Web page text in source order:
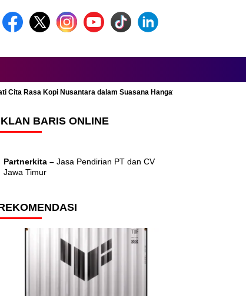
Cita Rasa Kopi Nusantara dalam Suasana Hangat dan Nyaman
BARIS ONLINE
Partnerkita – Jasa Pendirian PT dan CV
Jawa Timur